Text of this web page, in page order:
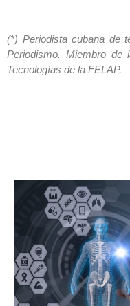
(*) Periodista cubana de
Periodismo. Miembro de
Tecnologías de la FELAP.